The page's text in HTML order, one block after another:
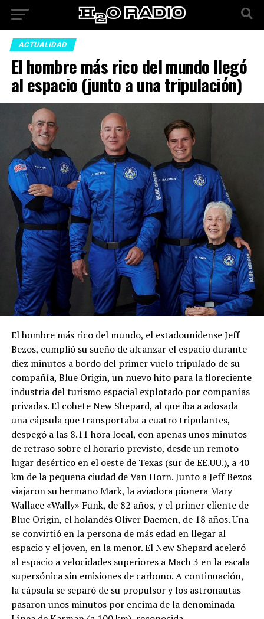
ACTUALIDAD
El hombre más rico del mundo llegó
al espacio (junto a una tripulación)
El hombre más rico del mundo, el estadounidense Jeff
Bezos, cumplió su sueño de alcanzar el espacio durante
diez minutos a bordo del primer vuelo tripulado de su
compañía, Blue Origin, un nuevo hito para la floreciente
industria del turismo espacial explotado por compañías
privadas. El cohete New Shepard, al que iba a adosada
una cápsula que transportaba a cuatro tripulantes,
despegó a las 8.11 hora local, con apenas unos minutos
de retraso sobre el horario previsto, desde un remoto
lugar desértico en el oeste de Texas (sur de EE.UU.), a 40
km de la pequeña ciudad de Van Horn. Junto a Jeff Bezos
viajaron su hermano Mark, la aviadora pionera Mary
Wallace «Wally» Funk, de 82 años, y el primer cliente de
Blue Origin, el holandés Oliver Daemen, de 18 años. Una
se convirtió en la persona de más edad en llegar al
espacio y el joven, en la menor. El New Shepard aceleró
al espacio a velocidades superiores a Mach 3 en la escala
supersónica sin emisiones de carbono. A continuación,
la cápsula se separó de su propulsor y los astronautas
pasaron unos minutos por encima de la denominada